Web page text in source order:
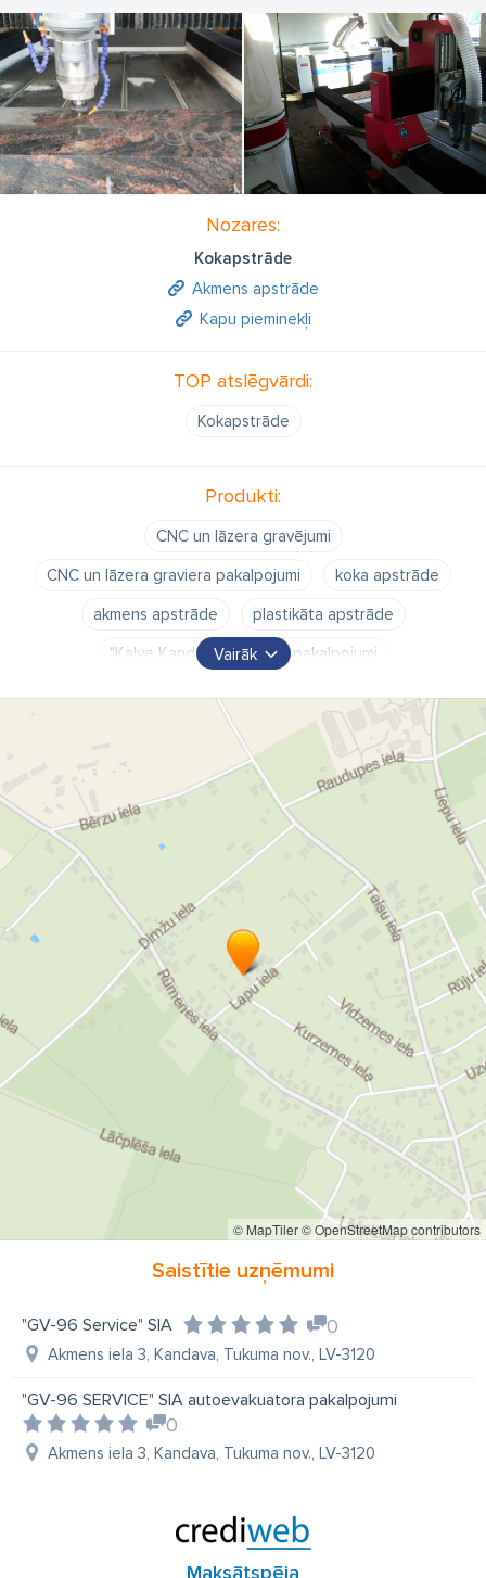
Nozares:
Kokapstrāde
Akmens apstrāde
Kapu pieminekļi
TOP atslēgvārdi:
Kokapstrāde
Produkti:
CNC un lāzera gravējumi
CNC un lāzera graviera pakalpojumi
koka apstrāde
akmens apstrāde
plastikāta apstrāde
"Kalve Kandavā" graviera pakalpojumi
Vairāk
© MapTiler© OpenStreetMap contributors
Saistītie uzņēmumi
"GV-96 Service" SIA 0
Akmens iela 3, Kandava, Tukuma nov., LV-3120
"GV-96 SERVICE" SIA autoevakuatora pakalpojumi
0
Akmens iela 3, Kandava, Tukuma nov., LV-3120
Maksātspēja